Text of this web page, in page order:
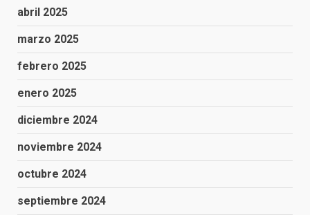
abril 2025
marzo 2025
febrero 2025
enero 2025
diciembre 2024
noviembre 2024
octubre 2024
septiembre 2024